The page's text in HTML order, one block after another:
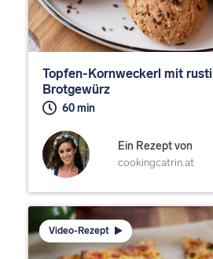
Topfen-Kornweckerl mit
Brotgewürz
60 min
Ein Rezept von
cookingcatrin.at
Video-Rezept